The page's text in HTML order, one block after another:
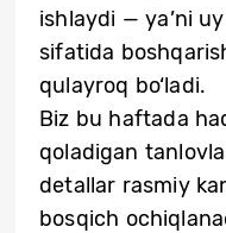
ishlaydi — ya’ni
sifatida
qulayroq bo‘ladi.
Biz bu haftada
qoladigan
detallar rasmiy
bosqich